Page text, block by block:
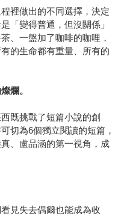
裡做出的不同選擇，決定
「變得普通，但沒關係」
、一盤加了咖啡的咖哩，
的生命都有重量、所有的
爛。
既挑戰了短篇小說的創
切為6個獨立閱讀的短篇，
、盧品涵的第一視角，成
見失去偶爾也能成為收